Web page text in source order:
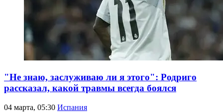
"Не знаю, заслуживаю ли я этого": Родриго
рассказал, какой травмы всегда боялся
04 марта, 05:30 Испания